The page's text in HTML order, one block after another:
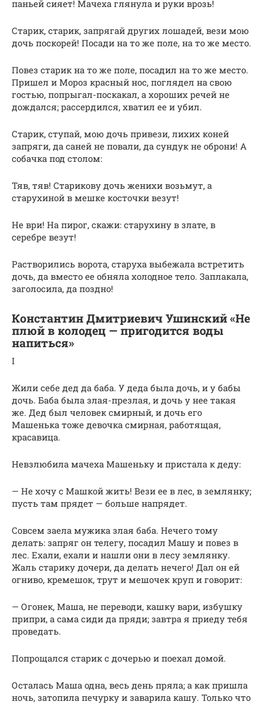
паньей сияет! Мачеха глянула и руки врозь!
Старик, старик, запрягай других лошадей, вези мою
дочь поскорей! Посади на то же поле, на то же место.
Повез старик на то же поле, посадил на то же место.
Пришел и Мороз красный нос, поглядел на свою
гостью, попрыгал-поскакал, а хороших речей не
дождался; рассердился, хватил ее и убил.
Старик, ступай, мою дочь привези, лихих коней
запряги, да саней не повали, да сундук не оброни! А
собачка под столом:
Тяв, тяв! Старикову дочь женихи возьмут, а
старухиной в мешке косточки везут!
Не ври! На пирог, скажи: старухину в злате, в
серебре везут!
Растворились ворота, старуха выбежала встретить
дочь, да вместо ее обняла холодное тело. Заплакала,
заголосила, да поздно!
Константин Дмитриевич Ушинский «Не
плюй в колодец — пригодится воды
напиться»
I
Жили себе дед да баба. У деда была дочь, и у бабы
дочь. Баба была злая-презлая, и дочь у нее такая
же. Дед был человек смирный, и дочь его
Машенька тоже девочка смирная, работящая,
красавица.
Невзлюбила мачеха Машеньку и пристала к деду:
— Не хочу с Машкой жить! Вези ее в лес, в землянку;
пусть там прядет — больше напрядет.
Совсем заела мужика злая баба. Нечего тому
делать: запряг он телегу, посадил Машу и повез в
лес. Ехали, ехали и нашли они в лесу землянку.
Жаль старику дочери, да делать нечего! Дал он ей
огниво, кремешок, трут и мешочек круп и говорит:
— Огонек, Маша, не переводи, кашку вари, избушку
припри, а сама сиди да пряди; завтра я приеду тебя
проведать.
Попрощался старик с дочерью и поехал домой.
Осталась Маша одна, весь день пряла; а как пришла
ночь, затопила печурку и заварила кашу. Только что